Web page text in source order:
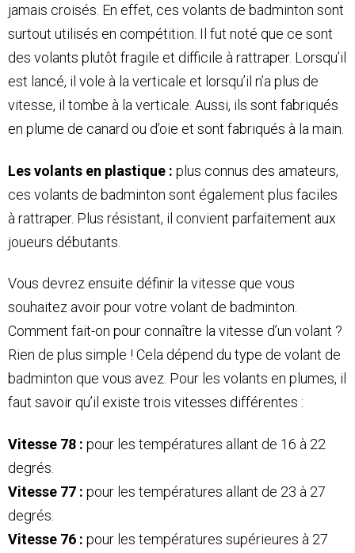
jamais croisés. En effet, ces volants de badminton sont
surtout utilisés en compétition. Il fut noté que ce sont
des volants plutôt fragile et difficile à rattraper. Lorsqu’il
est lancé, il vole à la verticale et lorsqu’il n’a plus de
vitesse, il tombe à la verticale. Aussi, ils sont fabriqués
en plume de canard ou d’oie et sont fabriqués à la main.
Les volants en plastique : plus connus des amateurs,
ces volants de badminton sont également plus faciles
à rattraper. Plus résistant, il convient parfaitement aux
joueurs débutants.
Vous devrez ensuite définir la vitesse que vous
souhaitez avoir pour votre volant de badminton.
Comment fait-on pour connaître la vitesse d’un volant ?
Rien de plus simple ! Cela dépend du type de volant de
badminton que vous avez. Pour les volants en plumes, il
faut savoir qu’il existe trois vitesses différentes :
Vitesse 78 : pour les températures allant de 16 à 22
degrés.
Vitesse 77 : pour les températures allant de 23 à 27
degrés.
Vitesse 76 : pour les températures supérieures à 27